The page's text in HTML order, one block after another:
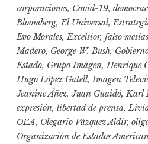
corporaciones, Covid-19,
Bloomberg,El Universal,
Evo Morales,Excelsior, falso mesías
Madero, George W. Bush,
Estado, Grupo Imágen,Henrique
Hugo López Gatell,Imagen
Jeanine Áñez,Juan Guaidó,Karl
expresión, libertad de prensa,
OEA, Olegario Vázquez Aldir,
Organización de Estados